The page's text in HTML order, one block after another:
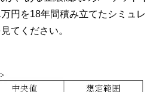
円を18年間積み立てたシミュレ
てください。